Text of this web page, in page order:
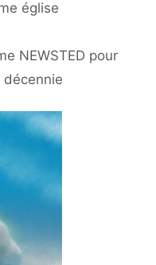
église
NEWSTED pour
décennie